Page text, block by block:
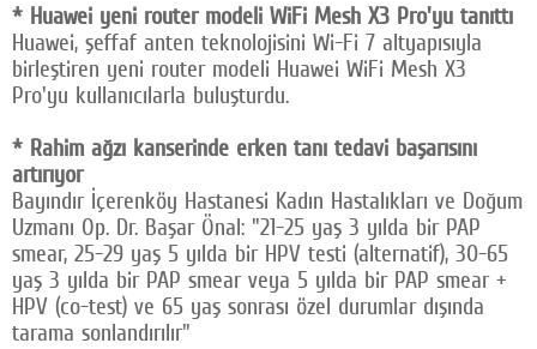
* Huawei yeni router modeli WiFi Mesh X3 Pro'yu tanıttı
Huawei, şeffaf anten teknolojisini Wi-Fi 7 altyapısıyla
birleştiren yeni router modeli Huawei WiFi Mesh X3
Pro'yu kullanıcılarla buluşturdu.
* Rahim ağzı kanserinde erken tanı tedavi başarısını
artırıyor
Bayındır İçerenköy Hastanesi Kadın Hastalıkları ve Doğum
Uzmanı Op. Dr. Başar Önal: "21-25 yaş 3 yılda bir PAP
smear, 25-29 yaş 5 yılda bir HPV testi (alternatif), 30-65
yaş 3 yılda bir PAP smear veya 5 yılda bir PAP smear +
HPV (co-test) ve 65 yaş sonrası özel durumlar dışında
tarama sonlandırılır"